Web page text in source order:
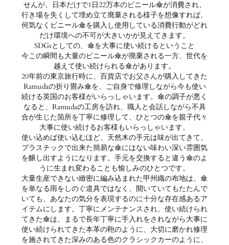
せんが、日本だけで1日22万本のビニール傘が消費され、
行き場を失くして埋め立て廃棄される様子を想像すれば、
何気なくビニール傘を購入し使用している消費行動がどれ
だけ環境への不可が大きいかが見えてきます。
SDGsとしての、傘を大事に使い続けるということ
今この瞬間も大量のビニール傘が廃棄される一方、世代を
越えて使い続けられる傘があります。
20年前の東京旅行時に、百貨店でお父さんが購入してきた
Ramudaの折り畳み傘を、ご自身で修理しながら今も使い
続ける英国のお客様がいらっしゃいます。傘の調子が悪く
なると、Ramudaの工房を訪れ、職人と会話しながら不具
合が生じた箇所を丁寧に修理して、ひとつの傘を親子代々
大事に使い続けるお客様もいらっしゃいます。
使い込めば使い込むほど、天然木の手元は味が出てきて、
プラスチックで出来た簡易な傘にはない味わい深い雰囲気
を醸し出すようになります。手元を交換すると違う傘のよ
うに生まれ変わることも愉しみのひとつです。
大量生産できない緻密に編み込まれた甲州織の布地は、傘
を単なる雨をしのぐ道具ではなく、開いていてもたたんで
いても、あなたの気分を表現するのに十分な存在感あるア
イテムにします。丁寧にメンテナンスされ、使い続けられ
てきた傘は、まるで長年丁寧に手入れをされながら大事に
使い続けられてきた本革の鞄のように、大切に磨かれ修理
を施されてきた深みのある色のクラシックカーのように、